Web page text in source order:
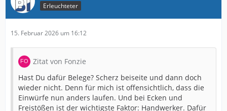
Erleuchteter
15. Februar 2026 um 16:12
Zitat von Fonzie
Hast Du dafür Belege? Scherz beiseite und dann doch
wieder nicht. Denn für mich ist offensichtlich, dass die
Einwürfe nun anders laufen. Und bei Ecken und
Freistößen ist der wichtigste Faktor: Handwerker. Dafür